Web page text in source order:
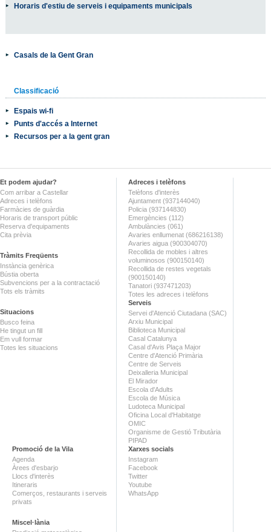
Horaris d'estiu de serveis i equipaments municipals
Casals de la Gent Gran
Classificació
Espais wi-fi
Punts d'accés a Internet
Recursos per a la gent gran
Et podem ajudar?
Com arribar a Castellar
Adreces i telèfons
Farmàcies de guàrdia
Horaris de transport públic
Reserva d'equipaments
Cita prèvia
Tràmits Freqüents
Instància genèrica
Bústia oberta
Subvencions per a la contractació
Tots els tràmits
Situacions
Busco feina
He tingut un fill
Em vull formar
Totes les situacions
Adreces i telèfons
Telèfons d'interès
Ajuntament (937144040)
Policia (937144830)
Emergències (112)
Ambulàncies (061)
Avaries enllumenat (686216138)
Avaries aigua (900304070)
Recollida de mobles i altres
voluminosos (900150140)
Recollida de restes vegetals
(900150140)
Tanatori (937471203)
Totes les adreces i telèfons
Serveis
Servei d'Atenció Ciutadana (SAC)
Arxiu Municipal
Biblioteca Municipal
Casal Catalunya
Casal d'Avis Plaça Major
Centre d'Atenció Primària
Centre de Serveis
Deixalleria Municipal
El Mirador
Escola d'Adults
Escola de Música
Ludoteca Municipal
Oficina Local d'Habitatge
OMIC
Organisme de Gestió Tributària
PIPAD
Promoció de la Vila
Agenda
Àrees d'esbarjo
Llocs d'interès
Itineraris
Comerços, restaurants i serveis
privats
Miscel·lània
Xarxes socials
Instagram
Facebook
Twitter
Youtube
WhatsApp